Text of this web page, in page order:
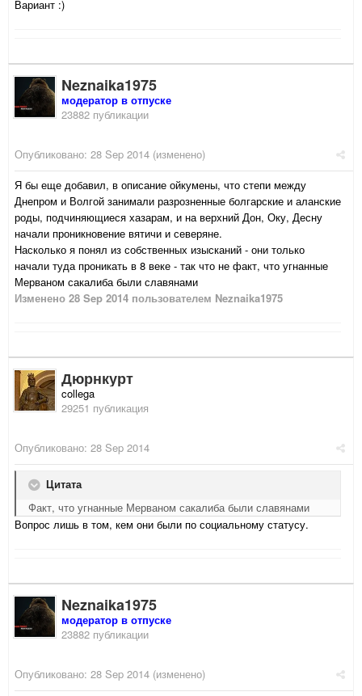
Вариант :)
Neznaika1975
модератор в отпуске
23882 публикации
Опубликовано: 28 Sep 2014 (изменено)
Я бы еще добавил, в описание ойкумены, что степи между
Днепром и Волгой занимали разрозненные болгарские и аланские
роды, подчиняющиеся хазарам, и на верхний Дон, Оку, Десну
начали проникновение вятичи и северяне.
Насколько я понял из собственных изысканий - они только
начали туда проникать в 8 веке - так что не факт, что угнанные
Мерваном сакалиба были славянами
Изменено 28 Sep 2014 пользователем Neznaika1975
Дюрнкурт
collega
29251 публикация
Опубликовано: 28 Sep 2014
Цитата
Факт, что угнанные Мерваном сакалиба были славянами
Вопрос лишь в том, кем они были по социальному статусу.
Neznaika1975
модератор в отпуске
23882 публикации
Опубликовано: 28 Sep 2014 (изменено)